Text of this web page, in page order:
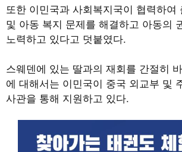
또한 이민국과 사회복지국이 협력하여
및 아동 복지 문제를 해결하고 아동의
노력하고 있다고 덧붙였다.
스웨덴에 있는 딸과의 재회를 간절히
에 대해서는 이민국이 중국 외교부 및
사관을 통해 지원하고 있다.